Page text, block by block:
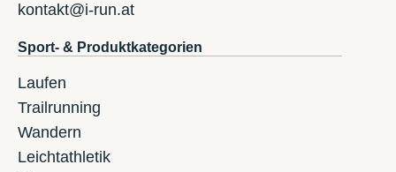
kontakt@i-run.at
Sport- & Produktkategorien
Laufen
Trailrunning
Wandern
Leichtathletik